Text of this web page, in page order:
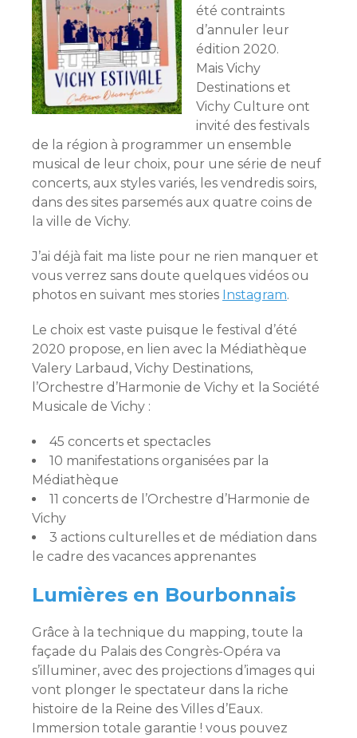
été contraints
d’annuler leur
édition 2020.
Mais Vichy
Destinations et
Vichy Culture ont
invité des festivals
de la région à programmer un ensemble
musical de leur choix, pour une série de neuf
concerts, aux styles variés, les vendredis soirs,
dans des sites parsemés aux quatre coins de
la ville de Vichy.
J’ai déjà fait ma liste pour ne rien manquer et
vous verrez sans doute quelques vidéos ou
photos en suivant mes stories Instagram.
Le choix est vaste puisque le festival d’été
2020 propose, en lien avec la Médiathèque
Valery Larbaud, Vichy Destinations,
l’Orchestre d’Harmonie de Vichy et la Société
Musicale de Vichy :
45 concerts et spectacles
10 manifestations organisées par la
Médiathèque
11 concerts de l’Orchestre d’Harmonie de
Vichy
3 actions culturelles et de médiation dans
le cadre des vacances apprenantes
Lumières en Bourbonnais
Grâce à la technique du mapping, toute la
façade du Palais des Congrès-Opéra va
s’illuminer, avec des projections d’images qui
vont plonger le spectateur dans la riche
histoire de la Reine des Villes d’Eaux.
Immersion totale garantie ! vous pouvez